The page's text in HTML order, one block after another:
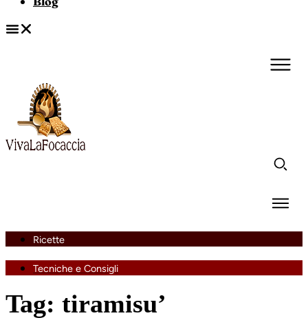
Ricette
Tecniche e Consigli
Tag: tiramisu’